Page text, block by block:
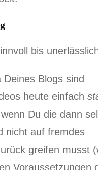
bis
Blogs sind
heute einfach
Du die dann
nicht auf fremdes
greifen musst
Voraussetzungen